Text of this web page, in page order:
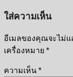
ใส่ความเห็น
อีเมลของคุณจะไม่
เครื่องหมาย *
ความเห็น *